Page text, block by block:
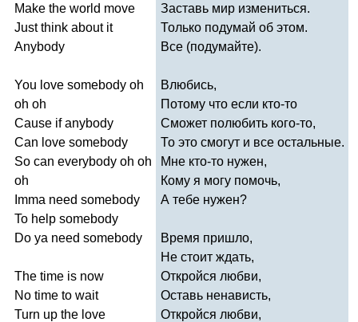
Make the world move
Just think about it
Anybody
You love somebody oh
oh oh
Cause if anybody
Can love somebody
So can everybody oh oh
oh
Imma need somebody
To help somebody
Do ya need somebody
The time is now
No time to wait
Turn up the love
Заставь мир измениться.
Только подумай об этом.
Все (подумайте).
Влюбись,
Потому что если кто-то
Сможет полюбить кого-то,
То это смогут и все остальные.
Мне кто-то нужен,
Кому я могу помочь,
А тебе нужен?
Время пришло,
Не стоит ждать,
Откройся любви,
Оставь ненависть,
Откройся любви,